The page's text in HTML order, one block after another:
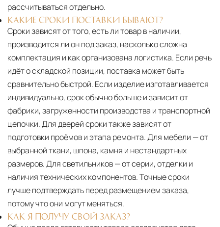
рассчитываться отдельно.
КАКИЕ СРОКИ ПОСТАВКИ БЫВАЮТ?
Сроки зависят от того, есть ли товар в наличии,
производится ли он под заказ, насколько сложна
комплектация и как организована логистика. Если речь
идёт о складской позиции, поставка может быть
сравнительно быстрой. Если изделие изготавливается
индивидуально, срок обычно больше и зависит от
фабрики, загруженности производства и транспортной
цепочки. Для дверей сроки также зависят от
подготовки проёмов и этапа ремонта. Для мебели — от
выбранной ткани, шпона, камня и нестандартных
размеров. Для светильников — от серии, отделки и
наличия технических компонентов. Точные сроки
лучше подтверждать перед размещением заказа,
потому что они могут меняться.
КАК Я ПОЛУЧУ СВОЙ ЗАКАЗ?